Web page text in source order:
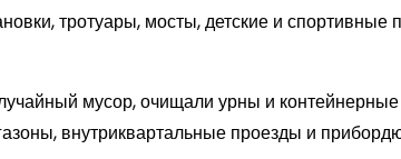
тротуары, мосты, детские и спортивные
мусор, очищали урны и
внутриквартальные проезды и